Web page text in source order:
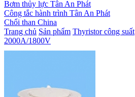
Bơm thủy lực Tân An Phát
Công tắc hành trình Tân An Phát
Chổi than China
Trang chủ Sản phẩm Thyristor công suất
2000A/1800V